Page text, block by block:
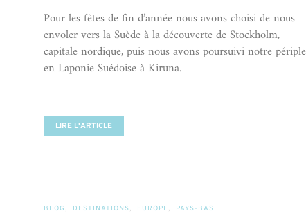
Pour les fêtes de fin d’année nous avons choisi de nous
envoler vers la Suède à la découverte de Stockholm,
capitale nordique, puis nous avons poursuivi notre périple
en Laponie Suédoise à Kiruna.
LIRE L'ARTICLE
BLOG DESTINATIONS EUROPE PAYS-BAS